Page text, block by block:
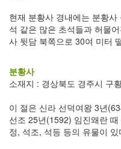
현재 분황사 경내에는 분황
석 같은 많은 초석들과 허물
사 뒷담 북쪽으로 30여 미터
분황사
소재지 : 경상북도 경주시 구
이 절은 신라 선덕여왕 3년
선조 25년(1592) 임진왜란
정, 석조, 석등 등의 유물이 있